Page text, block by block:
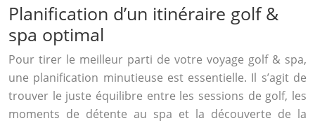
Planification d’un itinéraire golf &
spa optimal
Pour tirer le meilleur parti de votre voyage golf & spa,
une planification minutieuse est essentielle. Il s’agit de
trouver le juste équilibre entre les sessions de golf, les
moments de détente au spa et la découverte de la